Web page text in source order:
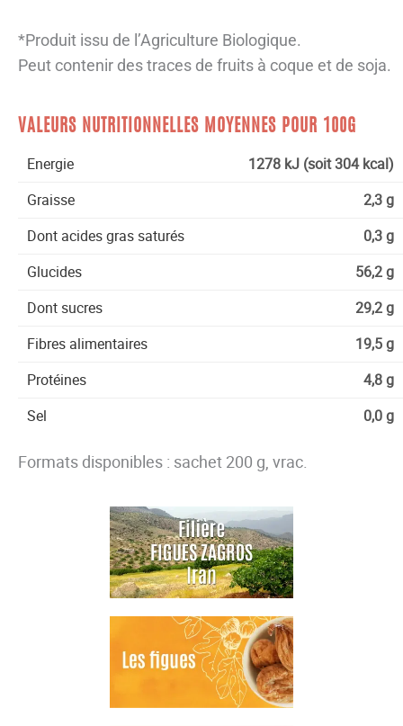
*Produit issu de l’Agriculture Biologique.
Peut contenir des traces de fruits à coque et de soja.
VALEURS NUTRITIONNELLES MOYENNES POUR 100G
Energie
1278 kJ (soit 304 kcal)
Graisse
2,3 g
Dont acides gras saturés
0,3 g
Glucides
56,2 g
Dont sucres
29,2 g
Fibres alimentaires
19,5 g
Protéines
4,8 g
Sel
0,0 g
Formats disponibles : sachet 200 g, vrac.